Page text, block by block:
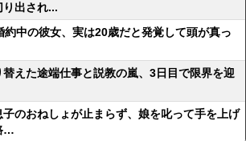
出され...
中の彼女、実は20歳だと発覚して頭が真っ
えた途端仕事と説教の嵐、3日目で限界を迎
のおねしょが止まらず、娘を叱って手を上げ
…